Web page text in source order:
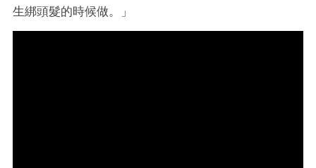
生綁頭髮的時候做。」